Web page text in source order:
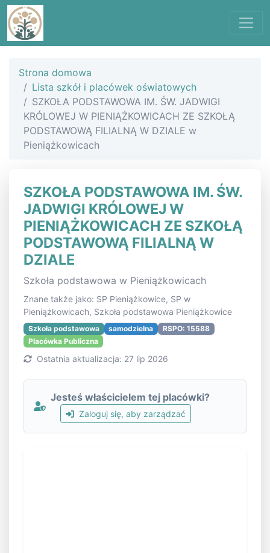
Strona domowa
Lista szkół i placówek oświatowych
SZKOŁA PODSTAWOWA IM. ŚW. JADWIGI
KRÓLOWEJ W PIENIĄŻKOWICACH ZE SZKOŁĄ
PODSTAWOWĄ FILIALNĄ W DZIALE w
Pieniążkowicach
SZKOŁA PODSTAWOWA IM. ŚW.
JADWIGI KRÓLOWEJ W
PIENIĄŻKOWICACH ZE SZKOŁĄ
PODSTAWOWĄ FILIALNĄ W
DZIALE
Szkoła podstawowa w Pieniążkowicach
Znane także jako: SP Pieniążkowice, SP w
Pieniążkowicach, Szkoła podstawowa Pieniążkowice
Szkoła podstawowa samodzielna
RSPO: 15588
Placówka Publiczna
Ostatnia aktualizacja: 27 lip 2026
Jesteś właścicielem tej placówki?
Zaloguj się, aby zarządzać